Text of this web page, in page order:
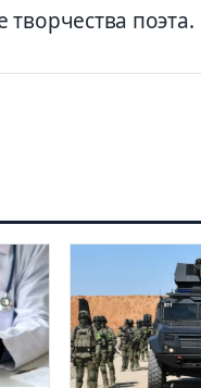
поэта.